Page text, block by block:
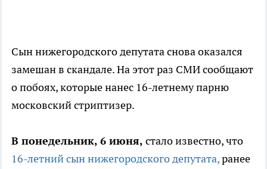
Сын нижегородского депутата снова оказался
замешан в скандале. На этот раз СМИ сообщают
о побоях, которые нанес 16-летнему парню
московский стриптизер.
В понедельник, 6 июня, стало известно, что
16-летний сын нижегородского депутата,ранее